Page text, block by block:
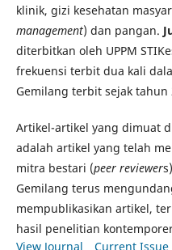
klinik, gizi kesehatan
management) dan pangan.
diterbitkan oleh UPPM
frekuensi terbit dua kali
Gemilang terbit sejak tahun
Artikel-artikel yang dimuat
adalah artikel yang telah
mitra bestari (peer reviewer
Gemilang terus
mempublikasikan artikel,
hasil penelitian
View Journal
Current Issue